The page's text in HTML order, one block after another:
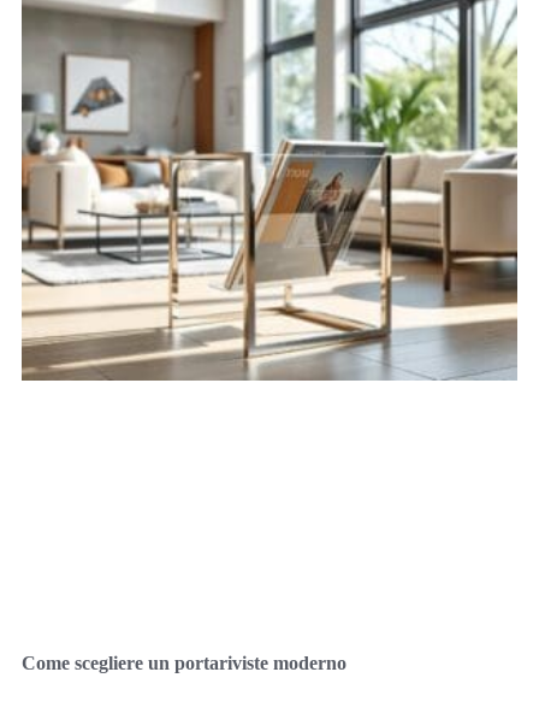
Come scegliere un portariviste moderno